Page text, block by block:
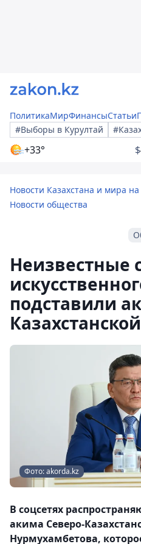
ПолитикаМирФинансыСтатьи
#Выборы в Курултай
+33° $
Новости Казахстана и мира на
Новости общества
Неизвестные
подставили
Фото: akorda.kz
В соцсетях
акима Северо-
Нурмухамбетова,